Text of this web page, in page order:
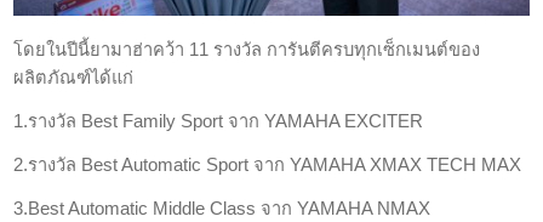
โดยในปีนี้ยามาฮ่าคว้า 11 รางวัล การันตีครบทุกเซ็กเมนต์ของ
ผลิตภัณฑ์ได้แก่
1.รางวัล Best Family Sport จาก YAMAHA EXCITER
2.รางวัล Best Automatic Sport จาก YAMAHA XMAX TECH MAX
3.Best Automatic Middle Class จาก YAMAHA NMAX